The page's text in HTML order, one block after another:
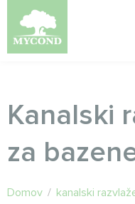
Kanalski
za
Domov / kanalski